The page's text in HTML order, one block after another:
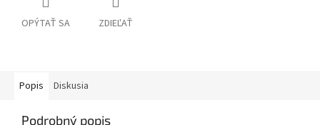
OPÝTAŤ SA ZDIEĽAŤ
Popis Diskusia
Podrobný popis